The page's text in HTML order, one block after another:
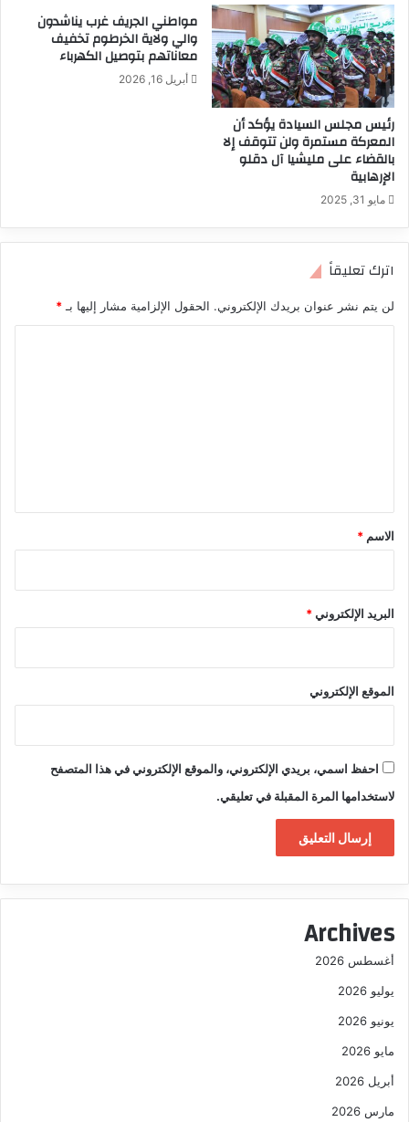
رئيس مجلس السيادة يؤكد أن
المعركة مستمرة ولن تتوقف إلا
بالقضاء على مليشيا آل دقلو
الإرهابية
مايو 31, 2025
مواطني الجريف غرب يناشدون
والي ولاية الخرطوم تخفيف
معاناتهم بتوصيل الكهرباء
أبريل 16, 2026
اترك تعليقاً
لن يتم نشر عنوان بريدك الإلكتروني. الحقول الإلزامية مشار إليها بـ *
*
الاسم *
البريد الإلكتروني*
الموقع الإلكتروني
احفظ اسمي، بريدي الإلكتروني، والموقع الإلكتروني في هذا المتصفح
لاستخدامها المرة المقبلة في تعليقي.
Archives
أغسطس 2026
يوليو 2026
يونيو 2026
مايو 2026
أبريل 2026
مارس 2026